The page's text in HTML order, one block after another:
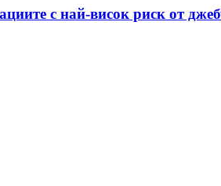
с най-висок риск от